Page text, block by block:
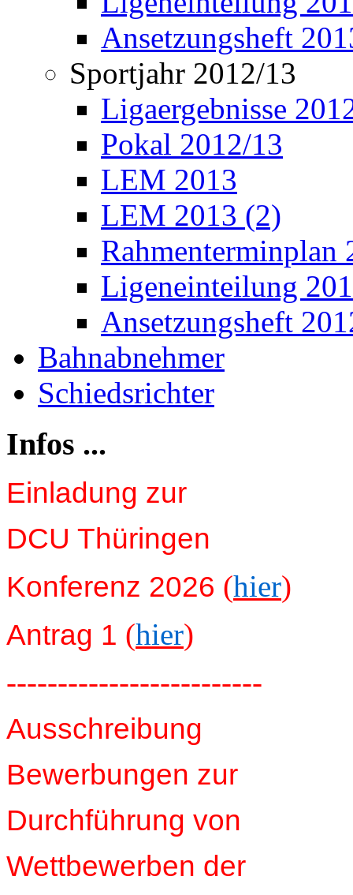
Ansetzungsheft
Sportjahr 2012/13
Ligaergebnisse
Pokal 2012/13
LEM 2013
LEM 2013 (2)
Rahmenterminplan
Ligeneinteilung
Ansetzungsheft
Bahnabnehmer
Schiedsrichter
Infos ...
Einladung zur
DCU Thüringen
Konferenz 2026 (hier)
Antrag 1 (hier)
-------------------------
Ausschreibung
Bewerbungen zur
Durchführung von
Wettbewerben der